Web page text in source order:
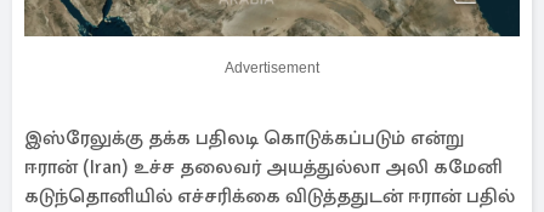
Advertisement
இஸ்ரேலுக்கு தக்க பதிலடி கொடுக்கப்படும் என்று
ஈரான் (Iran) உச்ச தலைவர் அயத்துல்லா அலி கமேனி
கடுந்தொனியில் எச்சரிக்கை விடுத்ததுடன் ஈரான் பதில்